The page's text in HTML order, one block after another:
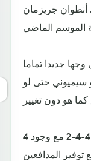
أنطوان جريزمان
جديدا تماما
سيميوني حتى لو
فالفريق لا يزال يلعب بطريقته المفضلة 4-4-2 مع وجود 4
المدافعين